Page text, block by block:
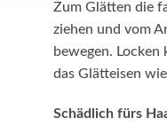
Zum Glätten die
ziehen und vom
bewegen. Locken
das Glätteisen
Schädlich fürs